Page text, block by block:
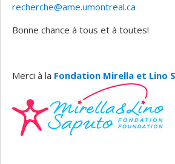
recherche@ame.umontreal.ca
Bonne chance à tous et à toutes!
Merci à la Fondation Mirella et Lino